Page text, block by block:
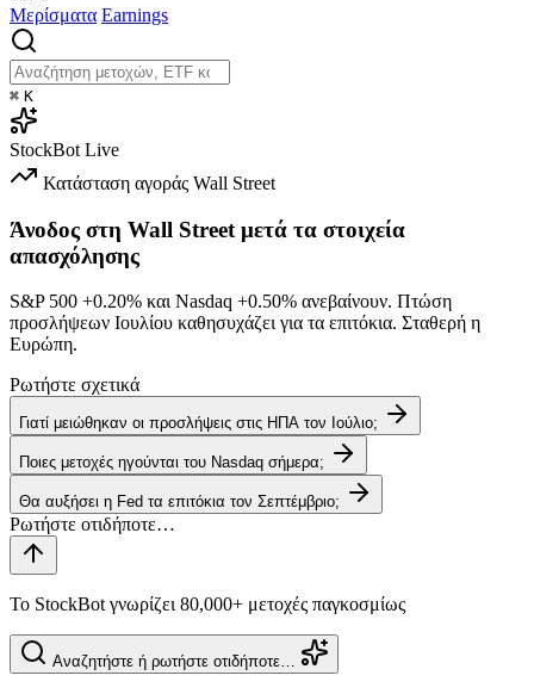
Μερίσματα Earnings
⌘ K
StockBot Live
Κατάσταση αγοράς Wall Street
Άνοδος στη Wall Street μετά τα στοιχεία
απασχόλησης
S&P 500 +0.20% και Nasdaq +0.50% ανεβαίνουν. Πτώση
προσλήψεων Ιουλίου καθησυχάζει για τα επιτόκια. Σταθερή η
Ευρώπη.
Ρωτήστε σχετικά
Γιατί μειώθηκαν οι προσλήψεις στις ΗΠΑ τον Ιούλιο;
Ποιες μετοχές ηγούνται του Nasdaq σήμερα;
Θα αυξήσει η Fed τα επιτόκια τον Σεπτέμβριο;
Το StockBot γνωρίζει 80,000+ μετοχές παγκοσμίως
Αναζητήστε ή ρωτήστε οτιδήποτε…